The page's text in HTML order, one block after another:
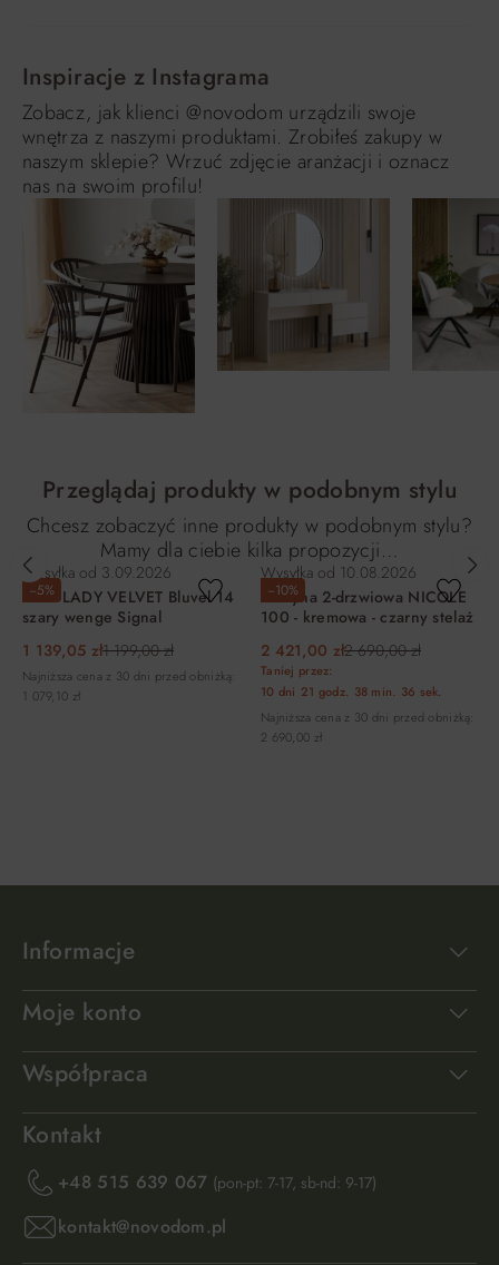
Inspiracje z Instagrama
Zobacz, jak klienci @novodom urządzili swoje
wnętrza z naszymi produktami. Zrobiłeś zakupy w
naszym sklepie? Wrzuć zdjęcie aranżacji i oznacz
nas na swoim profilu!
Przeglądaj produkty w podobnym stylu
Chcesz zobaczyć inne produkty w podobnym stylu?
Mamy dla ciebie kilka propozycji…
−5%
Wysyłka od 3.09.2026
Fotel LADY VELVET Bluvel 14
szary wenge Signal
1 139,05 zł1 199,00 zł
Najniższa cena z 30 dni przed obniżką:
1 079,10 zł
−10%
Wysyłka od 10.08.2026
Witryna 2-drzwiowa NICOLE
100 - kremowa - czarny stelaż
2 421,00 zł2 690,00 zł
Taniej przez:
10 dni 21 godz. 38 min. 35 sek.
Najniższa cena z 30 dni przed obniżką:
2 690,00 zł
Informacje
Moje konto
Współpraca
Kontakt
+48 515 639 067 (pon-pt: 7-17, sb-nd: 9-17)
kontakt@novodom.pl